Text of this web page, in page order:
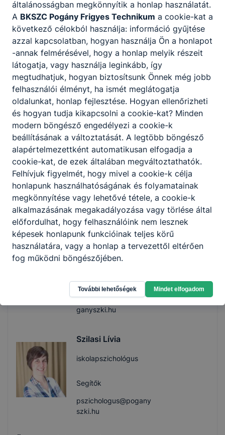
rendszerüzemeltető
Technikai
illes.kalman@poganys
zki.hu
06-1-290-0642 / 131
Dajka Lajos
oktatástechnikus
Technikai
fekete.milan@poganys
zki.hu
Segítők
Szádvári Lászlóné
fejlesztő pedagógus
Segítők
szadvari.laszlone@po
ganyszki.hu
Szilasi Lívia
iskolapszichológus
Segítők
pszichologus@pogany
szki.hu
általánosságban megkönnyítik a honlap használatát.
A BKSZC Pogány Frigyes Technikum a cookie-kat a
következő célokból használja: információ gyűjtése
azzal kapcsolatban, hogyan használja Ön a honlapot
-annak felmérésével, hogy a honlap melyik részeit
látogatja, vagy használja leginkább, így
megtudhatjuk, hogyan biztosítsunk Önnek még jobb
felhasználói élményt, ha ismét meglátogatja
oldalunkat, honlap fejlesztése. Hogyan ellenőrizheti
és hogyan tudja kikapcsolni a cookie-kat? Minden
modern böngésző engedélyezi a cookie-k
beállításának a változtatását. A legtöbb böngésző
alapértelmezettként automatikusan elfogadja a
cookie-kat, de ezek általában megváltoztathatók.
Felhívjuk figyelmét, hogy mivel a cookie-k célja
honlapunk használhatóságának és folyamatainak
megkönnyítése vagy lehetővé tétele, a cookie-k
alkalmazásának megakadályozása vagy törlése által
előfordulhat, hogy felhasználóink nem lesznek
képesek honlapunk funkcióinak teljes körű
használatára, vagy a honlap a tervezettől eltérően
fog működni böngészőjében.
További lehetőségek Mindet elfogadom